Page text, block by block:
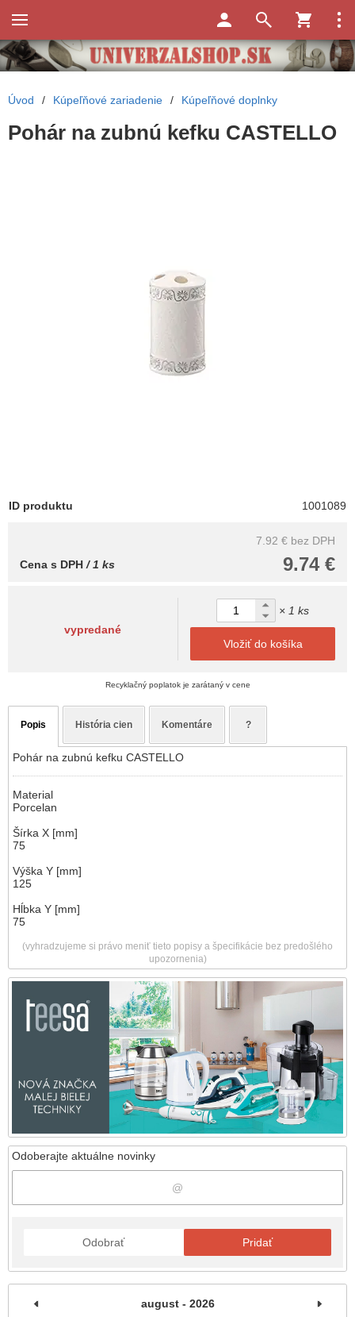
Odoberajte aktuálne novinky
Odobrať Pridať
august - 2026
Úvod / Kúpeľňové zariadenie / Kúpeľňové doplnky
Pohár na zubnú kefku CASTELLO
ID produktu 1001089
7.92 € bez DPH
9.74 €
Cena s DPH/ 1 ks
vypredané
× 1 ks
Vložiť do košíka
Recyklačný poplatok je zarátaný v cene
Popis História cien Komentáre ?
Pohár na zubnú kefku CASTELLO
Material
Porcelan
Šírka X [mm]
75
Výška Y [mm]
125
Hĺbka Y [mm]
75
(vyhradzujeme si právo meniť tieto popisy a špecifikácie bez predošlého
upozornenia)